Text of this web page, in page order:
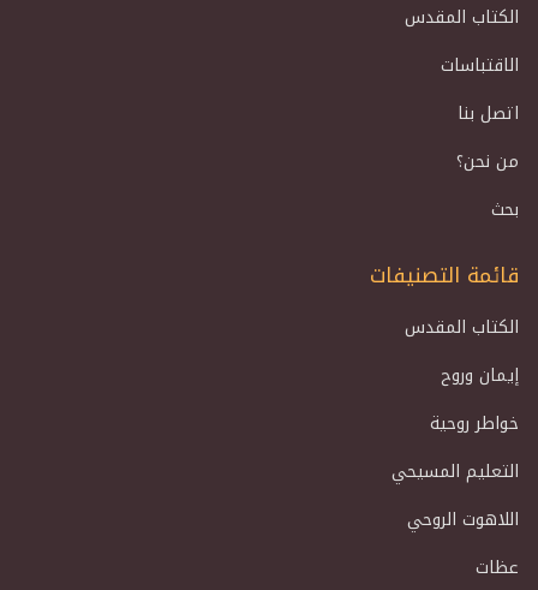
الكتاب المقدس
الاقتباسات
اتصل بنا
من نحن؟
بحث
قائمة التصنيفات
الكتاب المقدس
إيمان وروح
خواطر روحية
التعليم المسيحي
اللاهوت الروحي
عظات